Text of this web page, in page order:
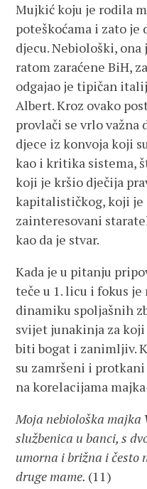
Mujkić koju je rodila
poteškoćama i zato je
djecu. Nebiološki,
ratom zaraćene BiH,
odgajao je tipičan
Albert. Kroz ovako
provlači se vrlo važna
djece iz konvoja koji
kao i kritika sistema,
koji je kršio dječija
kapitalističkog, koji je
zainteresovani
kao da je stvar.
Kada je u pitanju
teče u 1. licu i fokus
dinamiku spoljašnih
svijet junakinja za koji
biti bogat i zanimljiv.
su zamršeni i
na korelacijama
Moja nebiološka majka
službenica u banci, s
umorna i brižna i često
druge mame. (11)